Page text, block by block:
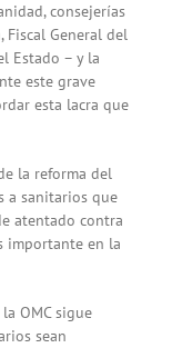
consejerías
Fiscal General del
Estado – y la
este grave
esta lacra que
la reforma del
a sanitarios que
atentado contra
importante en la
OMC sigue
sean